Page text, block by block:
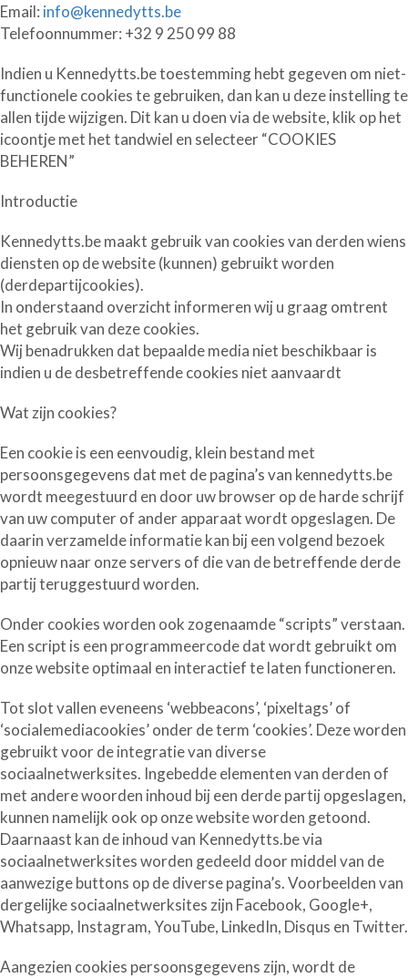
Email: info@kennedytts.be
Telefoonnummer: +32 9 250 99 88
Indien u Kennedytts.be toestemming hebt gegeven om niet-
functionele cookies te gebruiken, dan kan u deze instelling te
allen tijde wijzigen. Dit kan u doen via de website, klik op het
icoontje met het tandwiel en selecteer“COOKIES
BEHEREN”
Introductie
Kennedytts.be maakt gebruik van cookies van derden wiens
diensten op de website (kunnen) gebruikt worden
(derdepartijcookies).
In onderstaand overzicht informeren wij u graag omtrent
het gebruik van deze cookies.
Wij benadrukken dat bepaalde media niet beschikbaar is
indien u de desbetreffende cookies niet aanvaardt
Wat zijn cookies?
Een cookie is een eenvoudig, klein bestand met
persoonsgegevens dat met de pagina’s van kennedytts.be
wordt meegestuurd en door uw browser op de harde schrijf
van uw computer of ander apparaat wordt opgeslagen. De
daarin verzamelde informatie kan bij een volgend bezoek
opnieuw naar onze servers of die van de betreffende derde
partij teruggestuurd worden.
Onder cookies worden ook zogenaamde “scripts” verstaan.
Een script is een programmeercode dat wordt gebruikt om
onze website optimaal en interactief te laten functioneren.
Tot slot vallen eveneens ‘webbeacons’, ‘pixeltags’ of
‘socialemediacookies’ onder de term ‘cookies’. Deze worden
gebruikt voor de integratie van diverse
sociaalnetwerksites. Ingebedde elementen van derden of
met andere woorden inhoud bij een derde partij opgeslagen,
kunnen namelijk ook op onze website worden getoond.
Daarnaast kan de inhoud van Kennedytts.be via
sociaalnetwerksites worden gedeeld door middel van de
aanwezige buttons op de diverse pagina’s. Voorbeelden van
dergelijke sociaalnetwerksites zijn Facebook, Google+,
Whatsapp, Instagram, YouTube, LinkedIn, Disqus en Twitter.
Aangezien cookies persoonsgegevens zijn, wordt de